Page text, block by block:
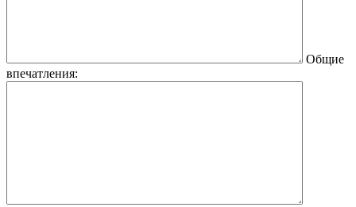
Общие
впечатления: